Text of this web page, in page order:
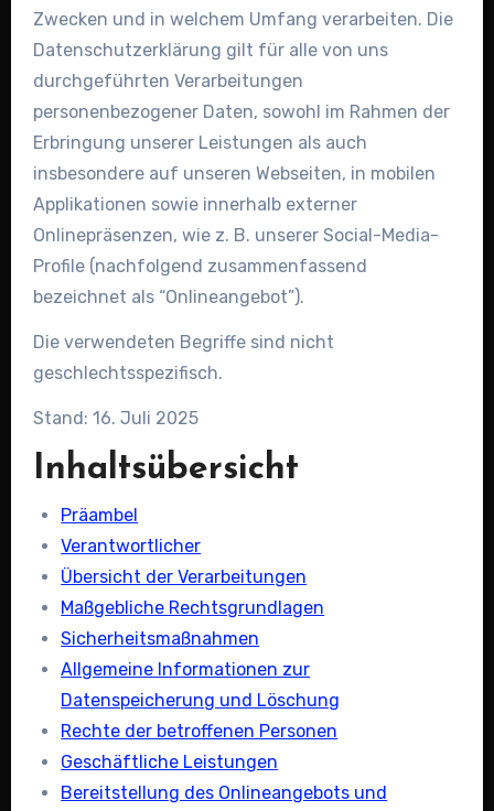
Zwecken und in welchem Umfang verarbeiten. Die
Datenschutzerklärung gilt für alle von uns
durchgeführten Verarbeitungen
personenbezogener Daten, sowohl im Rahmen der
Erbringung unserer Leistungen als auch
insbesondere auf unseren Webseiten, in mobilen
Applikationen sowie innerhalb externer
Onlinepräsenzen, wie z. B. unserer Social-Media-
Profile (nachfolgend zusammenfassend
bezeichnet als “Onlineangebot”).
Die verwendeten Begriffe sind nicht
geschlechtsspezifisch.
Stand: 16. Juli 2025
Inhaltsübersicht
Präambel
Verantwortlicher
Übersicht der Verarbeitungen
Maßgebliche Rechtsgrundlagen
Sicherheitsmaßnahmen
Allgemeine Informationen zur
Datenspeicherung und Löschung
Rechte der betroffenen Personen
Geschäftliche Leistungen
Bereitstellung des Onlineangebots und